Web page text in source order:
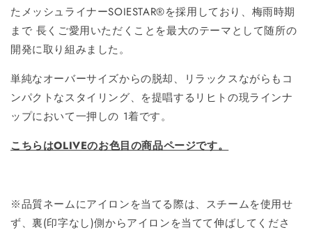
たメッシュライナーSOIESTAR®を採用しており、梅雨時期
まで ⻑くご愛用いただくことを最大のテーマとして随所の
開発に取り組みました。
単純なオーバーサイズからの脱却、リラックスながらもコ
ンパクトなスタイリング、を提唱するリヒトの現ラインナ
ップにおいて一押しの 1着です。
こちらはOLIVEのお色目の商品ページです。
※品質ネームにアイロンを当てる際は、スチームを使用せ
ず、裏(印字なし)側からアイロンを当てて伸ばしてくださ